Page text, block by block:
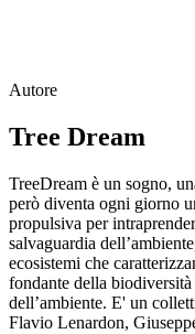
Autore
Tree Dream
TreeDream è un sogno,
però diventa ogni giorno
propulsiva per
salvaguardia
ecosistemi che
fondante della
dell’ambiente. E' un
Flavio Lenardon,